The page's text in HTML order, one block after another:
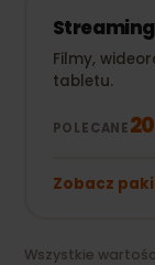
Filmy,
tabletu.
POLECANE
Zobacz
Wszystkie